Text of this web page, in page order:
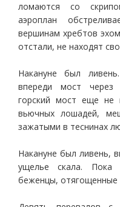
ломаются со
аэроплан
вершинам хребтов
отстали, не находят
Накануне был
впереди мост через
горский мост еще не
вьючных лошадей,
зажатыми в теснинах
Накануне был ливень,
ущелье скала. Пока
беженцы, отягощенные